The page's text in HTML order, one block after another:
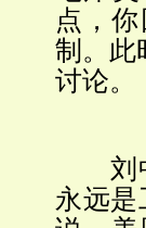
点，
制。此
讨论。
刘中
永远是